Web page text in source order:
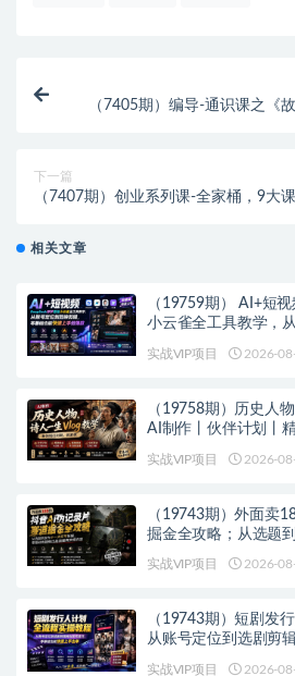
（7405期）编导-通识课之《
下一篇
（7407期）创业系列课-全家桶，9大
相关文章
（19759期） AI+短
小云雀全工具教学，
实战VIP项目 2026-
（19758期）历史人
AI制作丨伙伴计划丨
实战VIP项目 2026-
（19743期）外面卖
掘金全攻略；从选题
实战VIP项目 2026-
（19743期）短剧发
从账号定位到选剧剪
实战VIP项目 2026-